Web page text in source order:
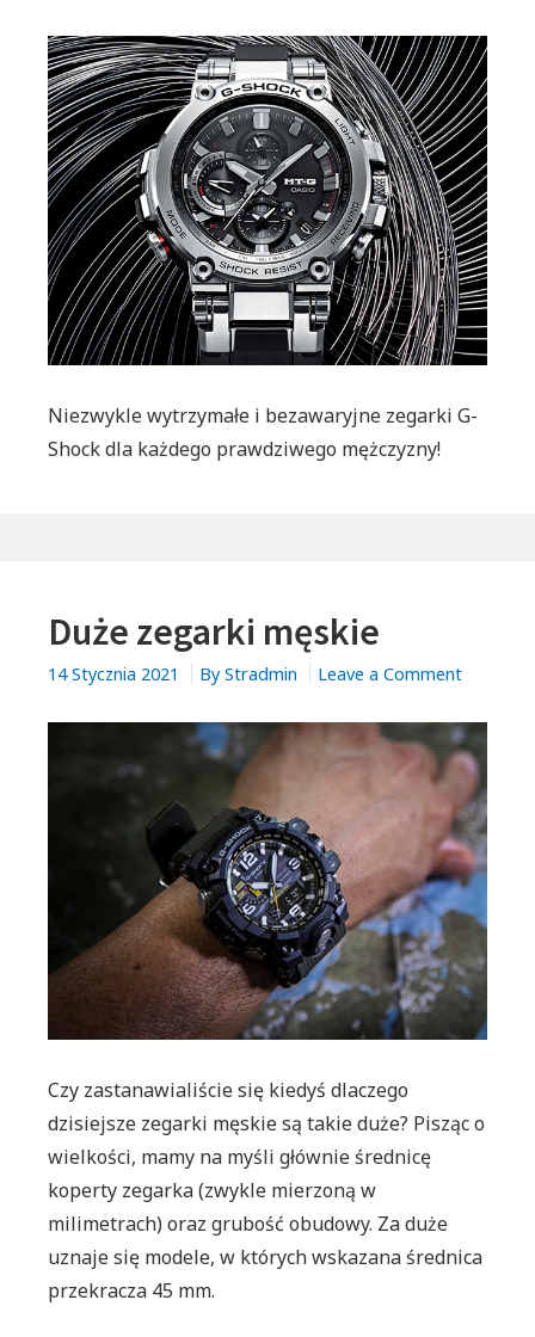
SHOCK
Protection
–
dlaczego
G-
SHOCK
jest
nie
do
zdarcia?
Niezwykle wytrzymałe i bezawaryjne zegarki G-
Shock dla każdego prawdziwego mężczyzny!
Duże zegarki męskie
14 Stycznia 2021 By Stradmin Leave a Commenton
zegarki
męskie
Czy zastanawialiście się kiedyś dlaczego
dzisiejsze zegarki męskie są takie duże? Pisząc o
wielkości, mamy na myśli głównie średnicę
koperty zegarka (zwykle mierzoną w
milimetrach) oraz grubość obudowy. Za duże
uznaje się modele, w których wskazana średnica
przekracza 45 mm.